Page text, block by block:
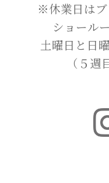
※休業日はブ
ショール
土曜日と日
（５週